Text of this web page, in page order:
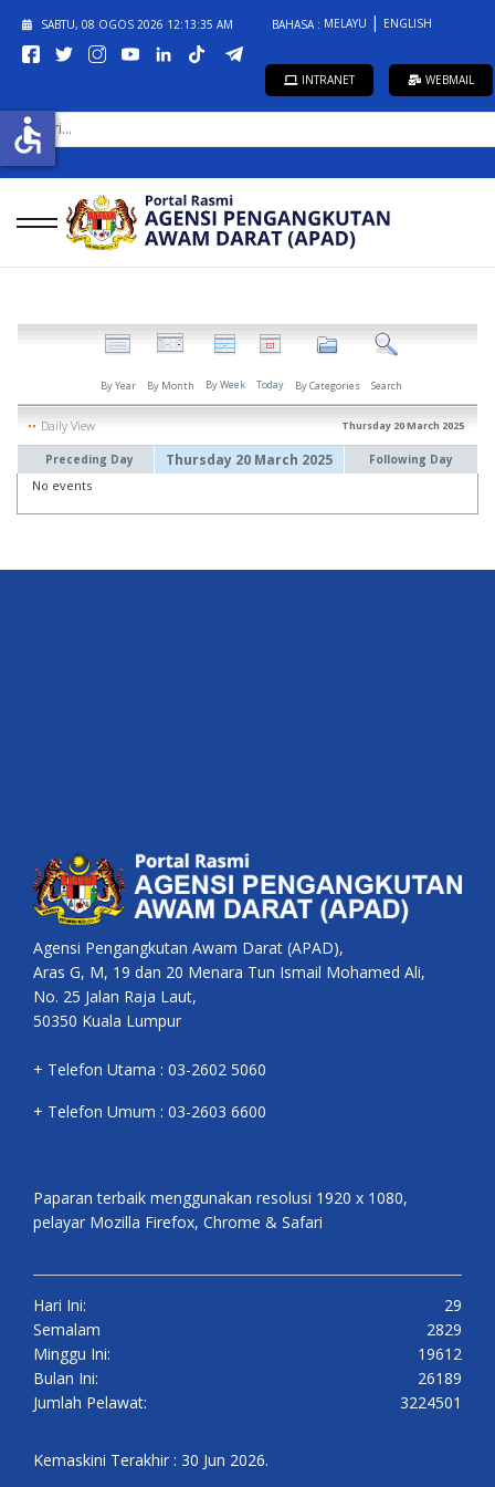
SABTU, 08 OGOS 2026 12:13:35 AM BAHASA : MELAYU ENGLISH
INTRANET WEBMAIL
CARI...
By Year By Month By Week Today By Categories Search
Daily View Thursday 20 March 2025
Preceding Day Thursday 20 March 2025 Following Day
No events
Agensi Pengangkutan Awam Darat (APAD),
Aras G, M, 19 dan 20 Menara Tun Ismail Mohamed Ali,
No. 25 Jalan Raja Laut,
50350 Kuala Lumpur
+ Telefon Utama : 03-2602 5060
+ Telefon Umum : 03-2603 6600
Paparan terbaik menggunakan resolusi 1920 x 1080,
pelayar Mozilla Firefox, Chrome & Safari
Hari Ini:
29
Semalam
2829
Minggu Ini:
19612
Bulan Ini:
26189
Jumlah Pelawat:
3224501
Kemaskini Terakhir : 30 Jun 2026.
accessible